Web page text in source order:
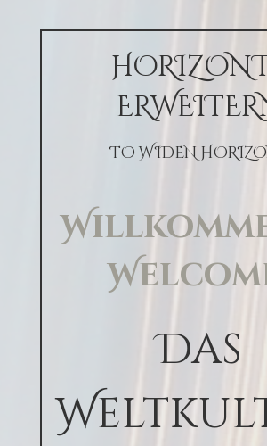
TO WIDEN
Das